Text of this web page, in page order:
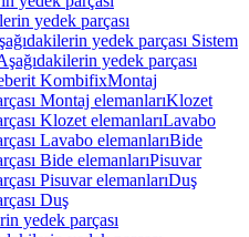
yedek parçası
yedek parçası Sistem
yedek parçası
KombifixMontaj
Montaj elemanlarıKlozet
Klozet elemanlarıLavabo
Lavabo elemanlarıBide
Bide elemanlarıPisuvar
Pisuvar elemanlarıDuş
Duş
yedek parçası